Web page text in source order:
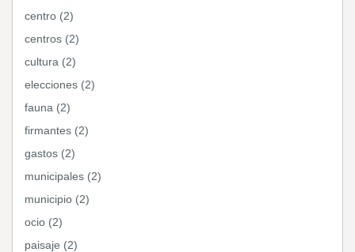
centro (2)
centros (2)
cultura (2)
elecciones (2)
fauna (2)
firmantes (2)
gastos (2)
municipales (2)
municipio (2)
ocio (2)
paisaje (2)